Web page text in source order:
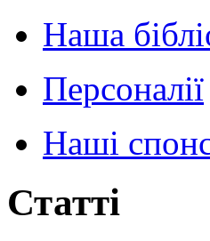
Наша
Персоналії
Наші
Статті